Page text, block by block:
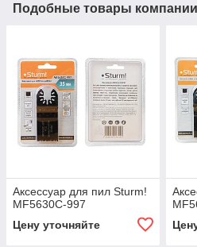
Подобные товары компании
Аксессуар для пил Sturm!
MF5630C-997
Цену уточняйте